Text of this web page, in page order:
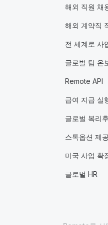
해외 직원 채
해외 계약직
전 세계로 사
글로벌 팀 온
Remote API
급여 지급 실
글로벌 복리
스톡옵션 제공
미국 사업 확
글로벌 HR